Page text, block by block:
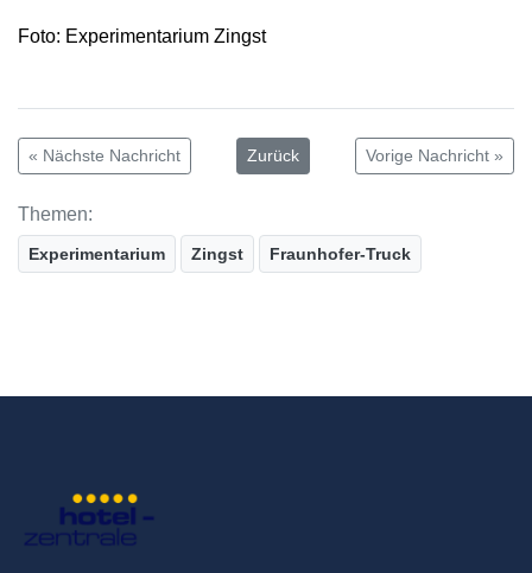
Foto: Experimentarium Zingst
« Nächste Nachricht Zurück Vorige Nachricht »
Themen:
Experimentarium Zingst Fraunhofer-Truck